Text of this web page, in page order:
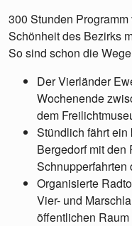
300 Stunden
Schönheit des Bezirks
So sind schon die
Der Vierländer
Wochenende
dem
Stündlich fährt ein
Bergedorf mit den
Schnupperfahrten
Organisierte
Vier- und
öffentlichen